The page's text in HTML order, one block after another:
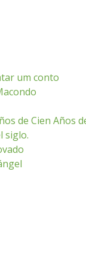
um conto
de Cien Años
siglo.